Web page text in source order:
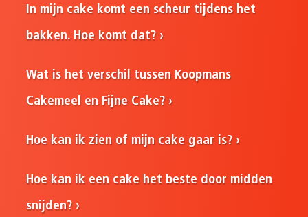
In mijn cake komt een scheur tijdens het
bakken. Hoe komt dat?
Wat is het verschil tussen Koopmans
Cakemeel en Fijne Cake?
Hoe kan ik zien of mijn cake gaar is?
Hoe kan ik een cake het beste door midden
snijden?